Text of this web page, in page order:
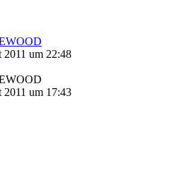
2011 um 22:48
2011 um 17:43